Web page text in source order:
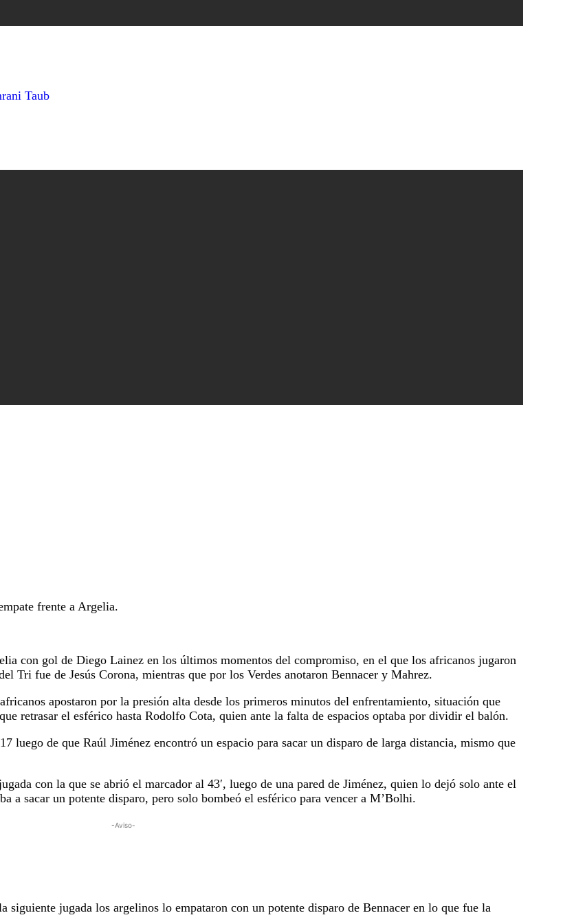
frente a Argelia.
con gol de Diego Lainez en los últimos momentos del compromiso, en el que los africanos jugaron
Tri fue de Jesús Corona, mientras que por los Verdes anotaron Bennacer y Mahrez.
apostaron por la presión alta desde los primeros minutos del enfrentamiento, situación que
retrasar el esférico hasta Rodolfo Cota, quien ante la falta de espacios optaba por dividir el balón.
luego de que Raúl Jiménez encontró un espacio para sacar un disparo de larga distancia, mismo que
con la que se abrió el marcador al 43′, luego de una pared de Jiménez, quien lo dejó solo ante el
a sacar un potente disparo, pero solo bombeó el esférico para vencer a M’Bolhi.
-Aviso-
jugada los argelinos lo empataron con un potente disparo de Bennacer en lo que fue la